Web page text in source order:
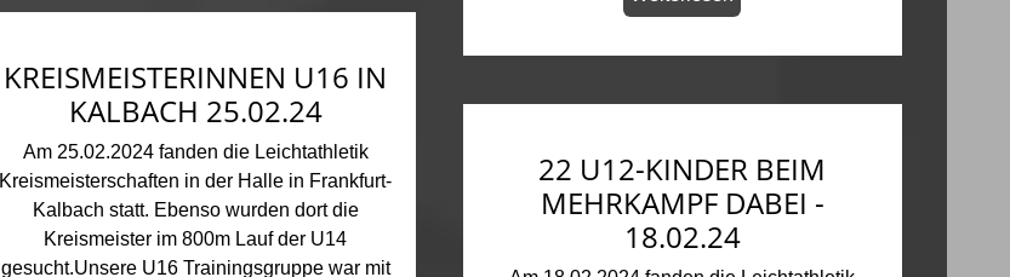
KREISMEISTERINNEN U16 IN
KALBACH 25.02.24
Am 25.02.2024 fanden die Leichtathletik
Kreismeisterschaften in der Halle in Frankfurt-
Kalbach statt. Ebenso wurden dort die
Kreismeister im 800m Lauf der U14
gesucht.Unsere U16 Trainingsgruppe war mit
22 U12-KINDER BEIM
MEHRKAMPF DABEI -
18.02.24